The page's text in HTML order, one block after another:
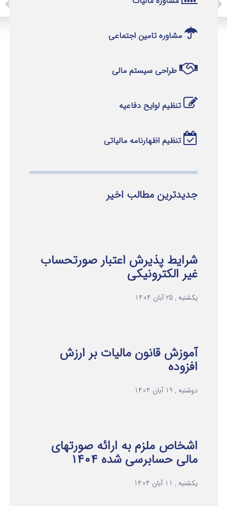
مشاوره تامین اجتماعی
طراحی سیستم مالی
تنظیم لوایح دفاعیه
تنظیم اظهارنامه مالیاتی
جدیدترین مطالب اخیر
شرایط پذیرش اعتبار صورتحساب
غیر الکترونیکی
یکشنبه , 25 آبان 1404
آموزش قانون مالیات بر ارزش
افزوده
دوشنبه , 19 آبان 1404
اشخاص ملزم به ارائه صورتهای
مالی حسابرسی شده ۱۴۰۴
یکشنبه , 11 آبان 1404